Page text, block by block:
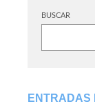
BUSCAR
ENTRADAS